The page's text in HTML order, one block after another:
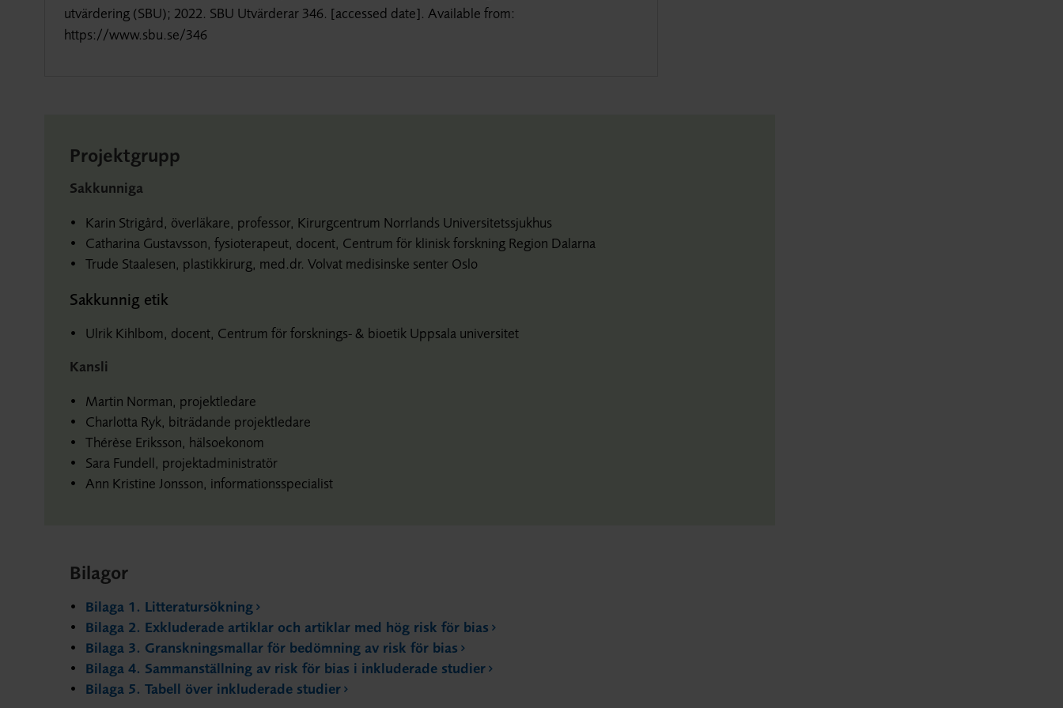
utvärdering (SBU); 2022. SBU Utvärderar 346. [accessed date]. Available from:
https://www.sbu.se/346
Projektgrupp
Sakkunniga
Karin Strigård, överläkare, professor, Kirurgcentrum Norrlands Universitetssjukhus
Catharina Gustavsson, fysioterapeut, docent, Centrum för klinisk forskning Region Dalarna
Trude Staalesen, plastikkirurg, med.dr. Volvat medisinske senter Oslo
Sakkunnig etik
Ulrik Kihlbom, docent, Centrum för forsknings- & bioetik Uppsala universitet
Kansli
Martin Norman, projektledare
Charlotta Ryk, biträdande projektledare
Thérèse Eriksson, hälsoekonom
Sara Fundell, projektadministratör
Ann Kristine Jonsson, informationsspecialist
Bilagor
Bilaga 1. Litteratursökning
Bilaga 2. Exkluderade artiklar och artiklar med hög risk för bias
Bilaga 3. Granskningsmallar för bedömning av risk för bias
Bilaga 4. Sammanställning av risk för bias i inkluderade studier
Bilaga 5. Tabell över inkluderade studier